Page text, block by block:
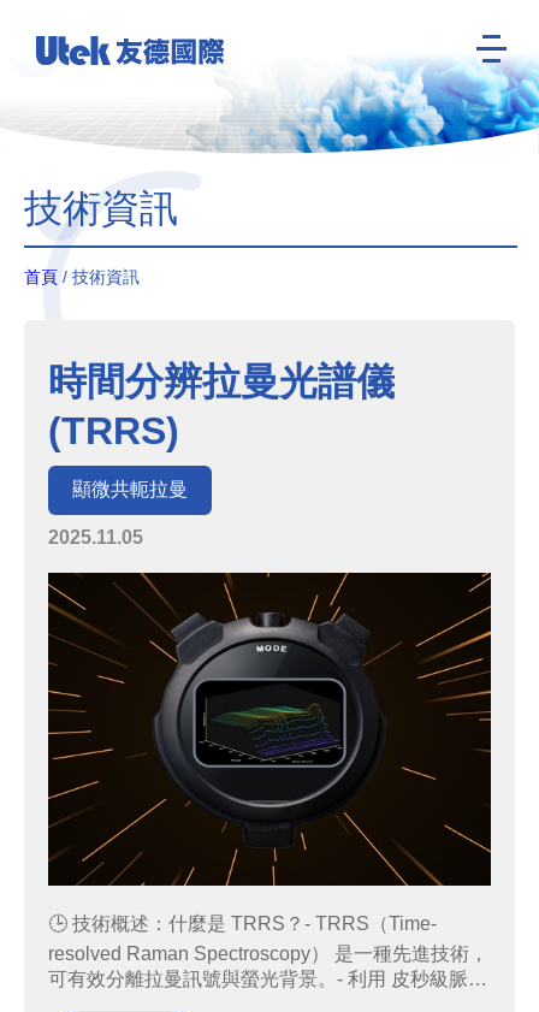
技術資訊
首頁 / 技術資訊
時間分辨拉曼光譜儀
(TRRS)
顯微共軛拉曼
2025.11.05
🕒 技術概述：什麼是 TRRS？- TRRS（Time-
resolved Raman Spectroscopy） 是一種先進技術，
可有效分離拉曼訊號與螢光背景。- 利用 皮秒級脈衝